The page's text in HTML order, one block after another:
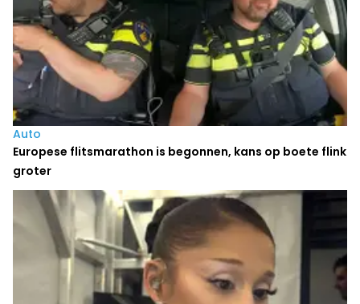
Auto
Europese flitsmarathon is begonnen, kans op boete flink
groter